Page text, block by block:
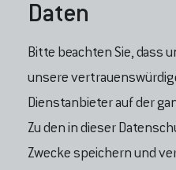
Daten
Bitte beachten Sie, dass
unsere
Dienstanbieter auf der
Zu den in dieser
Zwecke speichern und